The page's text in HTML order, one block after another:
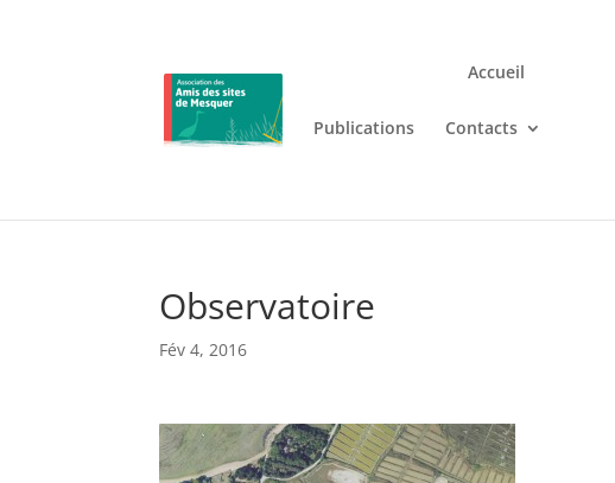
Accueil
Publications Contacts
Jouez n’importe où et n’importe
Observatoire
Fév 4, 2016